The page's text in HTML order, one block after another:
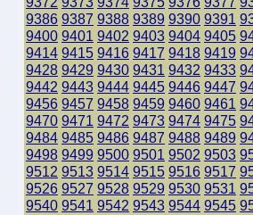
9386 9387 9388 9389 9390 9391
9400 9401 9402 9403 9404 9405
9414 9415 9416 9417 9418 9419
9428 9429 9430 9431 9432 9433
9442 9443 9444 9445 9446 9447
9456 9457 9458 9459 9460 9461
9470 9471 9472 9473 9474 9475
9484 9485 9486 9487 9488 9489
9498 9499 9500 9501 9502 9503
9512 9513 9514 9515 9516 9517
9526 9527 9528 9529 9530 9531
9540 9541 9542 9543 9544 9545